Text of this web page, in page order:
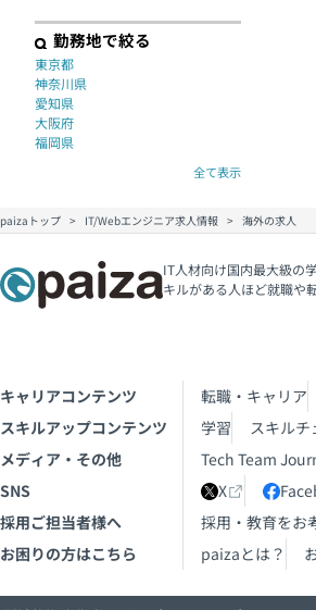
勤務地で絞る
東京都
神奈川県
愛知県
大阪府
福岡県
全て表示
paizaトップ IT/Webエンジニア求人情報 海外の求人
IT人材向け国内最大級の
キルがある人ほど就職や
キャリアコンテンツ 転職・キャリア
スキルアップコンテンツ
学習 スキルチ
メディア・その他
Tech Team
SNS
X
採用ご担当者様へ
採用・教育をお
お困りの方はこちら
paizaとは？